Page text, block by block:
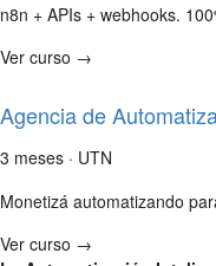
n8n + APIs + webhooks.
Ver curso →
Agencia de
3 meses · UTN
Monetizá automatizando
Ver curso →